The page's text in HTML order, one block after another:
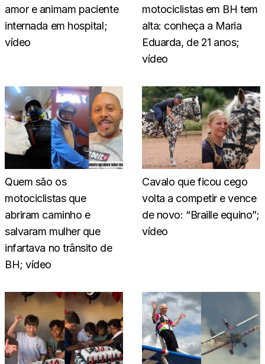
amor e animam paciente
internada em hospital;
vídeo
motociclistas em BH tem
alta: conheça a Maria
Eduarda, de 21 anos;
vídeo
Quem são os
motociclistas que
abriram caminho e
salvaram mulher que
infartava no trânsito de
BH; vídeo
Cavalo que ficou cego
volta a competir e vence
de novo: “Braille equino”;
vídeo